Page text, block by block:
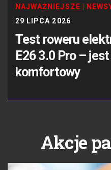
NAJWAŻNIEJSZE
29 LIPCA 2026
Test roweru
E26 3.0 Pro –
komfortowy
Akcje